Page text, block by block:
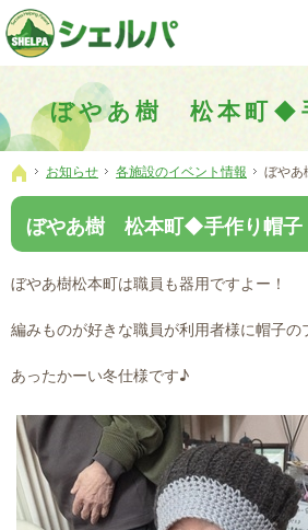
ぼやあ樹 松本町◆
介護の「通い・泊まり・訪問」から必要なものだけをご提供
横浜市神奈川区 事業所数No,1の小規模多機能型居宅介護ぼやあ
ホーム
お知らせ 各施設のイベント情報 ぼや
ぼやあ樹 松本町◆手作り帽子
ぼやあ樹松本町は職員も器用ですよー！
編みものが好きな職員が利用者様に帽子の
あったかーい冬仕様です♪